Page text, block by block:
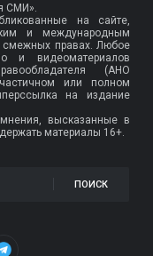
СМИ».
на сайте,
и международным
смежных правах. Любое
и видеоматериалов
(АНО
или полном
на издание
высказанные в
материалы 16+.
ПОИСК